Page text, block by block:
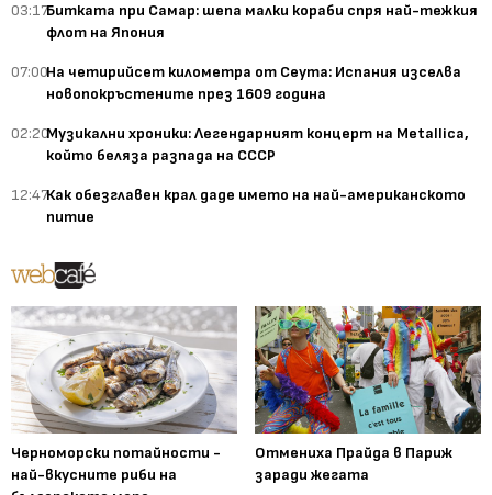
03:17Битката при Самар: шепа малки кораби спря най-тежкия
флот на Япония
07:00На четирийсет километра от Сеута: Испания изселва
новопокръстените през 1609 година
02:20Музикални хроники: Легендарният концерт на Metallica,
който беляза разпада на СССР
12:47Как обезглавен крал даде името на най-американското
питие
Черноморски потайности -
най-вкусните риби на
Отмениха Прайда в Париж
заради жегата